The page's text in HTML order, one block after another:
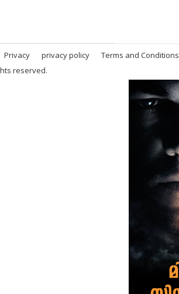
Privacy privacy policy
Terms and Conditions
reserved.